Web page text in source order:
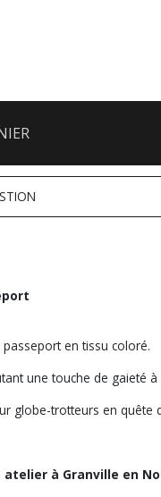
en tissu coloré.
une touche de gaieté à
globe-trotteurs en quête
à Granville en